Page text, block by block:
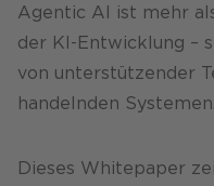
Agentic AI ist mehr
der KI-Entwicklung –
von unterstützender
handelnden Systemen.
Dieses Whitepaper